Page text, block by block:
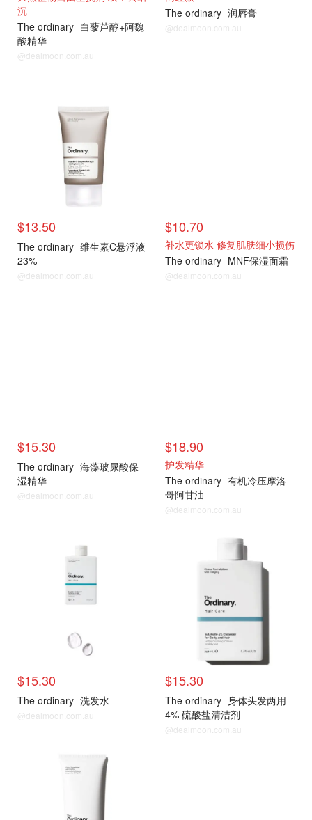
沉
The ordinary 白藜芦醇+阿魏
酸精华
@dealmoon.com.au
The ordinary 润唇膏
@dealmoon.com.au
$13.50
The ordinary 维生素C悬浮液
23%
@dealmoon.com.au
$10.70
补水更锁水 修复肌肤细小损伤
The ordinary MNF保湿面霜
@dealmoon.com.au
$15.30
The ordinary 海藻玻尿酸保
湿精华
@dealmoon.com.au
$18.90
护发精华
The ordinary 有机冷压摩洛
哥阿甘油
@dealmoon.com.au
$15.30
The ordinary 洗发水
@dealmoon.com.au
$15.30
The ordinary 身体头发两用
4% 硫酸盐清洁剂
@dealmoon.com.au